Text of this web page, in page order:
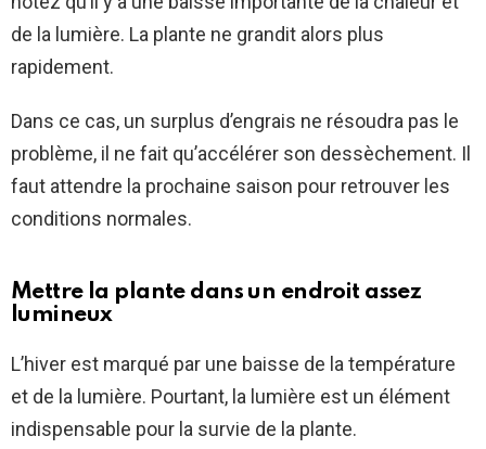
de la lumière. La plante ne grandit alors plus
rapidement.
Dans ce cas, un surplus d’engrais ne résoudra pas le
problème, il ne fait qu’accélérer son dessèchement. Il
faut attendre la prochaine saison pour retrouver les
conditions normales.
Mettre la plante dans un endroit assez
lumineux
L’hiver est marqué par une baisse de la température
et de la lumière. Pourtant, la lumière est un élément
indispensable pour la survie de la plante.